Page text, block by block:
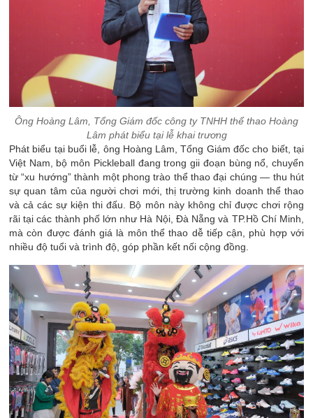
Ông Hoàng Lâm, Tổng Giám đốc công ty TNHH thể thao Hoàng
Lâm phát biểu tại lễ khai trương
Phát biểu tại buổi lễ, ông Hoàng Lâm, Tổng Giám đốc cho biết, tại
Việt Nam, bộ môn Pickleball đang trong gii đoạn bùng nổ, chuyển
từ “xu hướng” thành một phong trào thể thao đại chúng — thu hút
sự quan tâm của người chơi mới, thị trường kinh doanh thể thao
và cả các sự kiện thi đấu. Bộ môn này không chỉ được chơi rộng
rãi tại các thành phố lớn như Hà Nội, Đà Nẵng và TP.Hồ Chí Minh,
mà còn được đánh giá là môn thể thao dễ tiếp cận, phù hợp với
nhiều độ tuổi và trình độ, góp phần kết nối cộng đồng.